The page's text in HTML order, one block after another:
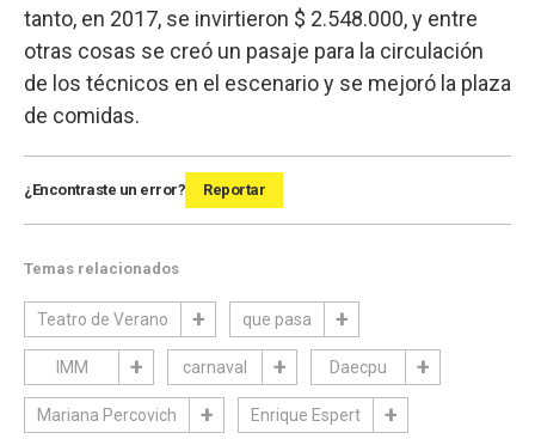
tanto, en 2017, se invirtieron $ 2.548.000, y entre
otras cosas se creó un pasaje para la circulación
de los técnicos en el escenario y se mejoró la plaza
de comidas.
¿Encontraste un error? Reportar
Temas relacionados
Teatro de Verano que pasa
IMM carnaval Daecpu
Mariana Percovich Enrique Espert